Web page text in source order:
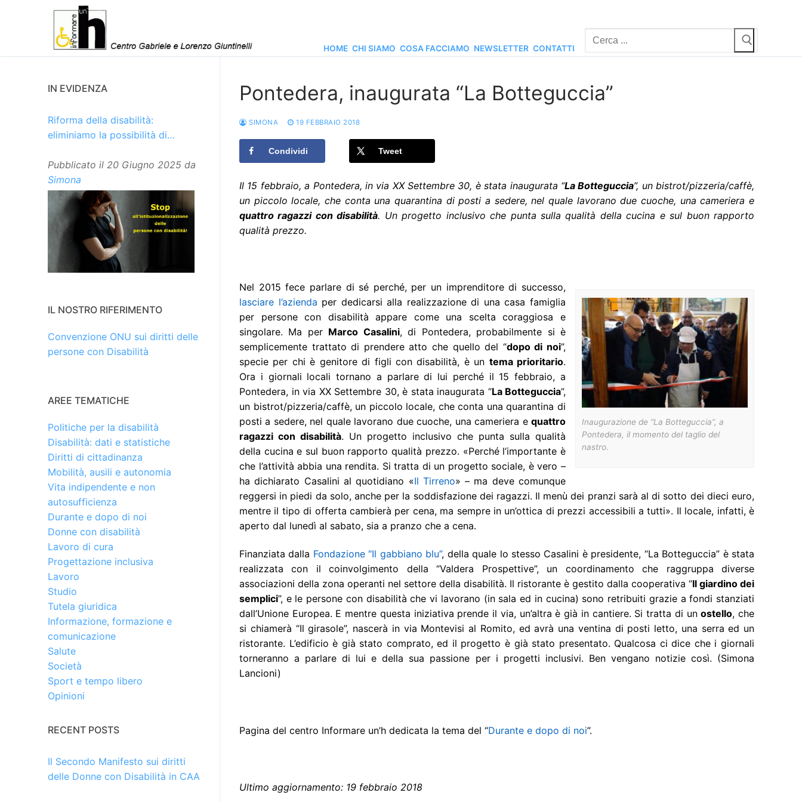
HOME CHI SIAMO COSA FACCIAMO NEWSLETTER CONTATTI
Cerca:
Pontedera, inaugurata “La Botteguccia”
SIMONA 19 FEBBRAIO 2018
Condividi Tweet
Il 15 febbraio, a Pontedera, in via XX Settembre 30, è stata inaugurata “La Botteguccia”, un bistrot/pizzeria/caffè,
un piccolo locale, che conta una quarantina di posti a sedere, nel quale lavorano due cuoche, una cameriera e
quattro ragazzi con disabilità. Un progetto inclusivo che punta sulla qualità della cucina e sul buon rapporto
qualità prezzo.
Inaugurazione de “La Botteguccia”, a
Pontedera, il momento del taglio del
nastro.
Nel 2015 fece parlare di sé perché, per un imprenditore di successo,
lasciare l’azienda per dedicarsi alla realizzazione di una casa famiglia
per persone con disabilità appare come una scelta coraggiosa e
singolare. Ma per Marco Casalini, di Pontedera, probabilmente si è
semplicemente trattato di prendere atto che quello del “dopo di noi”,
specie per chi è genitore di figli con disabilità, è un tema prioritario.
Ora i giornali locali tornano a parlare di lui perché il 15 febbraio, a
Pontedera, in via XX Settembre 30, è stata inaugurata “La Botteguccia”,
un bistrot/pizzeria/caffè, un piccolo locale, che conta una quarantina di
posti a sedere, nel quale lavorano due cuoche, una cameriera e quattro
ragazzi con disabilità. Un progetto inclusivo che punta sulla qualità
della cucina e sul buon rapporto qualità prezzo. «Perché l’importante è
che l’attività abbia una rendita. Si tratta di un progetto sociale, è vero –
ha dichiarato Casalini al quotidiano «Il Tirreno» – ma deve comunque
reggersi in piedi da solo, anche per la soddisfazione dei ragazzi. Il menù dei pranzi sarà al di sotto dei dieci euro,
mentre il tipo di offerta cambierà per cena, ma sempre in un’ottica di prezzi accessibili a tutti». Il locale, infatti, è
aperto dal lunedì al sabato, sia a pranzo che a cena.
Finanziata dalla Fondazione “Il gabbiano blu”, della quale lo stesso Casalini è presidente, “La Botteguccia” è stata
realizzata con il coinvolgimento della “Valdera Prospettive”, un coordinamento che raggruppa diverse
associazioni della zona operanti nel settore della disabilità. Il ristorante è gestito dalla cooperativa “Il giardino dei
semplici”, e le persone con disabilità che vi lavorano (in sala ed in cucina) sono retribuiti grazie a fondi stanziati
dall’Unione Europea. E mentre questa iniziativa prende il via, un’altra è già in cantiere. Si tratta di unostello, che
si chiamerà “Il girasole”, nascerà in via Montevisi al Romito, ed avrà una ventina di posti letto, una serra ed un
ristorante. L’edificio è già stato comprato, ed il progetto è già stato presentato. Qualcosa ci dice che i giornali
torneranno a parlare di lui e della sua passione per i progetti inclusivi. Ben vengano notizie così. (Simona
Lancioni)
Pagina del centro Informare un’h dedicata la tema del “Durante e dopo di noi”.
Ultimo aggiornamento: 19 febbraio 2018
IN EVIDENZA
Riforma della disabilità:
eliminiamo la possibilità di
Pubblicato il 20 Giugno 2025 da
Simona
IL NOSTRO RIFERIMENTO
Convenzione ONU sui diritti delle
persone con Disabilità
AREE TEMATICHE
Politiche per la disabilità
Disabilità: dati e statistiche
Diritti di cittadinanza
Mobilità, ausili e autonomia
Vita indipendente e non
autosufficienza
Durante e dopo di noi
Donne con disabilità
Lavoro di cura
Progettazione inclusiva
Lavoro
Studio
Tutela giuridica
Informazione, formazione e
comunicazione
Salute
Società
Sport e tempo libero
Opinioni
RECENT POSTS
Il Secondo Manifesto sui diritti
delle Donne con Disabilità in CAA